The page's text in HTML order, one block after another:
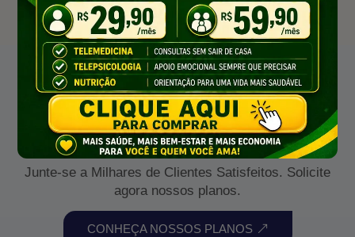
FEEDBACK
O Que Os Nossos Clientes
Dizem
Junte-se a Milhares de Clientes Satisfeitos. Solicite
agora nossos planos.
CONHEÇA NOSSOS PLANOS